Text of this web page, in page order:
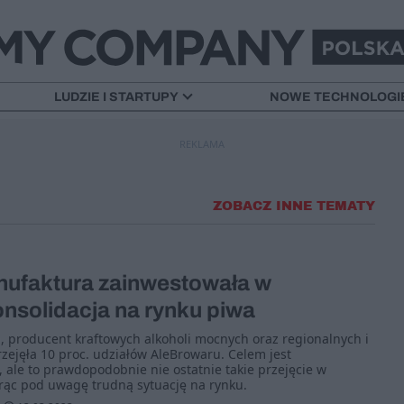
LUDZIE I STARTUPY NOWE
ZOBACZ INNE TEMATY
zainwestowała w
na rynku piwa
producent kraftowych alkoholi mocnych oraz regionalnych i
10 proc. udziałów AleBrowaru. Celem jest
ale to prawdopodobnie nie ostatnie takie przejęcie w
pod uwagę trudną sytuację na rynku.